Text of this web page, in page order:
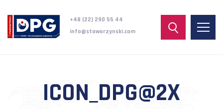
+48 (22) 290 55 44
info@staworzynski.com
ICON_DPG@2X